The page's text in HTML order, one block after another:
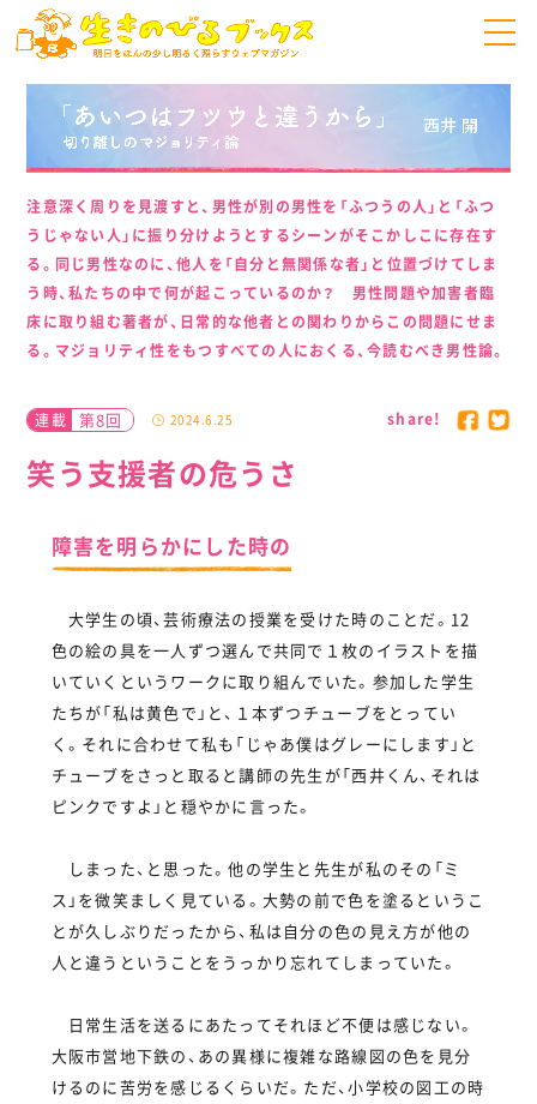
注意深く周りを見渡すと、男性が別の男性を「ふつうの人」と「ふつ
うじゃない人」に振り分けようとするシーンがそこかしこに存在す
る。同じ男性なのに、他人を「自分と無関係な者」と位置づけてしま
う時、私たちの中で何が起こっているのか？ 男性問題や加害者臨
床に取り組む著者が、日常的な他者との関わりからこの問題にせま
る。マジョリティ性をもつすべての人におくる、今読むべき男性論。
連載 第8回 2024.6.25
笑う支援者の危うさ
share!
障害を明らかにした時の
大学生の頃、芸術療法の授業を受けた時のことだ。12
色の絵の具を一人ずつ選んで共同で１枚のイラストを描
いていくというワークに取り組んでいた。参加した学生
たちが「私は黄色で」と、１本ずつチューブをとってい
く。それに合わせて私も「じゃあ僕はグレーにします」と
チューブをさっと取ると講師の先生が「西井くん、それは
ピンクですよ」と穏やかに言った。
しまった、と思った。他の学生と先生が私のその「ミ
ス」を微笑ましく見ている。大勢の前で色を塗るというこ
とが久しぶりだったから、私は自分の色の見え方が他の
人と違うということをうっかり忘れてしまっていた。
日常生活を送るにあたってそれほど不便は感じない。
大阪市営地下鉄の、あの異様に複雑な路線図の色を見分
けるのに苦労を感じるくらいだ。ただ、小学校の図工の時